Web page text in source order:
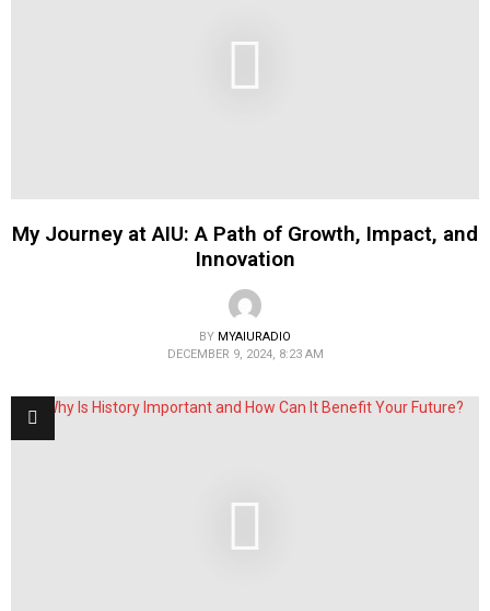
My Journey at AIU: A Path of Growth, Impact, and
Innovation
BY MYAIURADIO
DECEMBER 9, 2024, 8:23 AM